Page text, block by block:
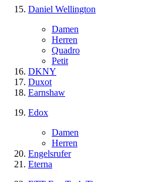
Daniel Wellington
Damen
Herren
Quadro
Petit
DKNY
Duxot
Earnshaw
Edox
Damen
Herren
Engelsrufer
Eterna